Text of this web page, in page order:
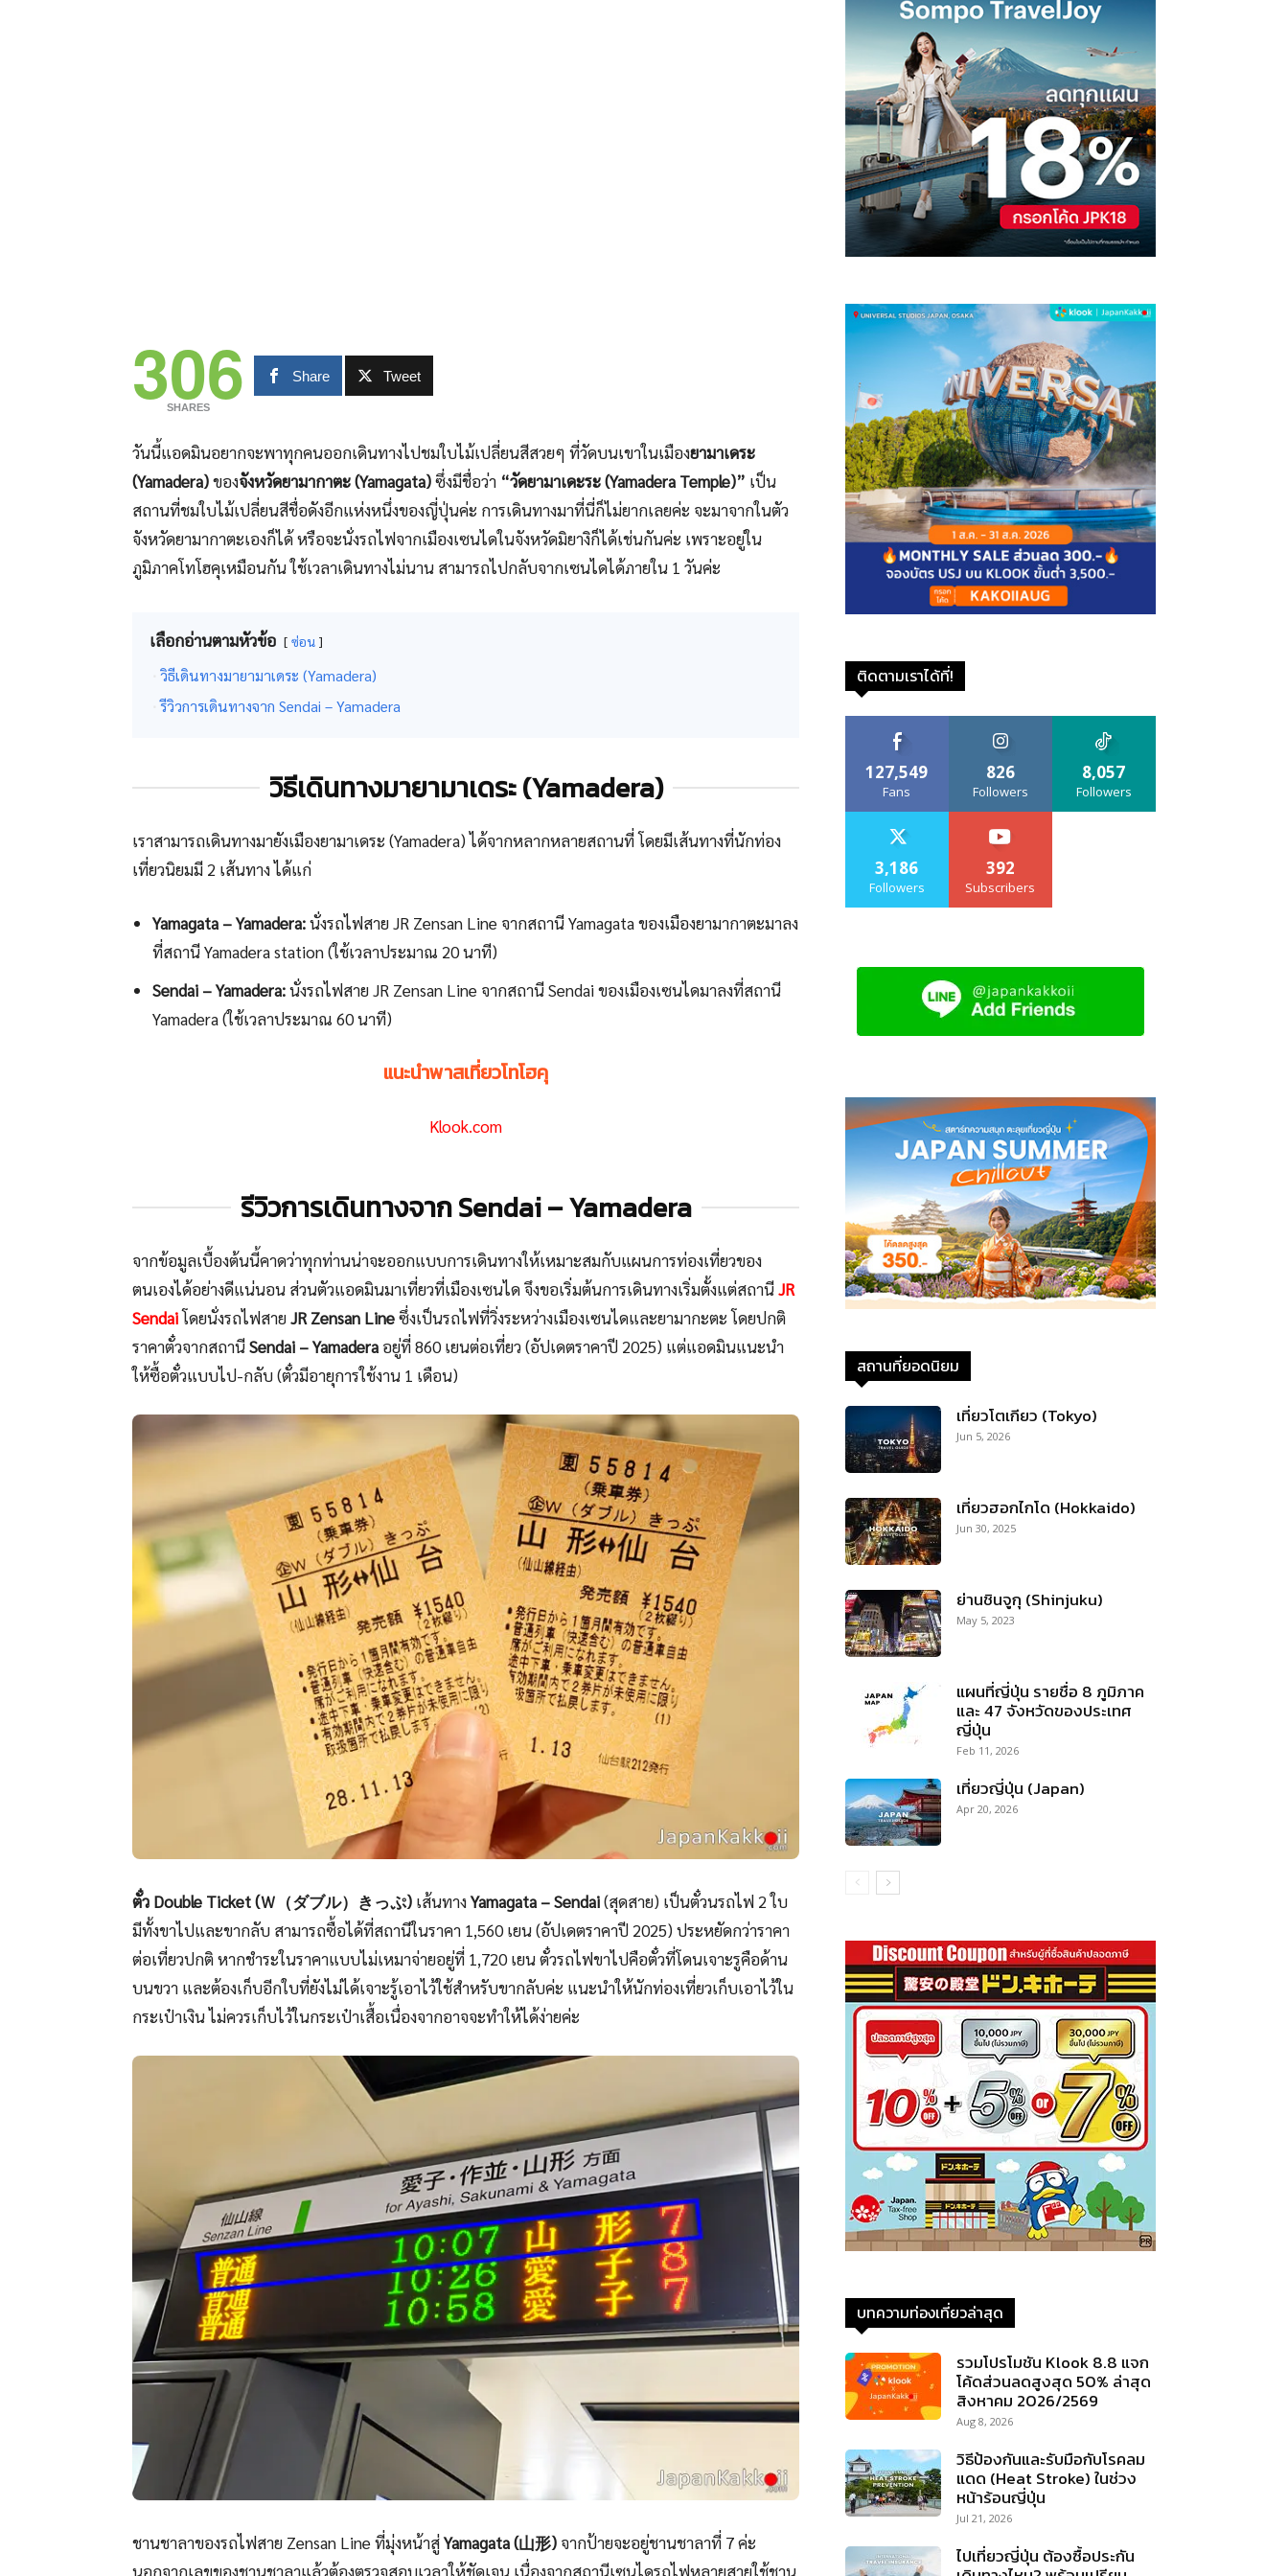
306
SHARES
Share Tweet
วันนี้แอดมินอยากจะพาทุกคนออกเดินทางไปชมใบไม้เปลี่ยนสีสวยๆ ที่วัดบนเขาในเมืองยามาเดระ
(Yamadera)ของจังหวัดยามากาตะ (Yamagata)ซึ่งมีชื่อว่า “วัดยามาเดะระ (Yamadera Temple)” เป็น
สถานที่ชมใบไม้เปลี่ยนสีชื่อดังอีกแห่งหนึ่งของญี่ปุ่นค่ะ การเดินทางมาที่นี่ก็ไม่ยากเลยค่ะ จะมาจากในตัว
จังหวัดยามากาตะเองก็ได้ หรือจะนั่งรถไฟจากเมืองเซนไดในจังหวัดมิยางิก็ได้เช่นกันค่ะ เพราะอยู่ใน
ภูมิภาคโทโฮคุเหมือนกัน ใช้เวลาเดินทางไม่นาน สามารถไปกลับจากเซนไดได้ภายใน 1 วันค่ะ
เลือกอ่านตามหัวข้อ ซ่อน
วิธีเดินทางมายามาเดระ (Yamadera)
รีวิวการเดินทางจาก Sendai – Yamadera
วิธีเดินทางมายามาเดระ (Yamadera)
เราสามารถเดินทางมายังเมืองยามาเดระ (Yamadera) ได้จากหลากหลายสถานที่ โดยมีเส้นทางที่นักท่อง
เที่ยวนิยมมี 2 เส้นทาง ได้แก่
Yamagata – Yamadera:นั่งรถไฟสาย JR Zensan Line จากสถานี Yamagata ของเมืองยามากาตะมาลง
ที่สถานี Yamadera station (ใช้เวลาประมาณ 20 นาที)
Sendai – Yamadera:นั่งรถไฟสาย JR Zensan Line จากสถานี Sendai ของเมืองเซนไดมาลงที่สถานี
Yamadera (ใช้เวลาประมาณ 60 นาที)
แนะนำพาสเที่ยวโทโฮคุ
Klook.com
รีวิวการเดินทางจาก Sendai – Yamadera
จากข้อมูลเบื้องต้นนี้คาดว่าทุกท่านน่าจะออกแบบการเดินทางให้เหมาะสมกับแผนการท่องเที่ยวของ
ตนเองได้อย่างดีแน่นอน ส่วนตัวแอดมินมาเที่ยวที่เมืองเซนได จึงขอเริ่มต้นการเดินทางเริ่มตั้งแต่สถานีJR
Sendaiโดยนั่งรถไฟสายJR Zensan Lineซึ่งเป็นรถไฟที่วิ่งระหว่างเมืองเซนไดและยามากะตะ โดยปกติ
ราคาตั๋วจากสถานีSendai – Yamadera อยู่ที่ 860 เยนต่อเที่ยว (อัปเดตราคาปี 2025) แต่แอดมินแนะนำ
ให้ซื้อตั๋วแบบไป-กลับ (ตั๋วมีอายุการใช้งาน 1 เดือน)
ตั๋ว Double Ticket (Ｗ（ダブル）きっぷ) เส้นทางYamagata – Sendai(สุดสาย) เป็นตั๋วนรถไฟ 2 ใบ
มีทั้งขาไปและขากลับ สามารถซื้อได้ที่สถานีในราคา 1,560 เยน (อัปเดตราคาปี 2025) ประหยัดกว่าราคา
ต่อเที่ยวปกติ หากชำระในราคาแบบไม่เหมาจ่ายอยู่ที่ 1,720 เยน ตั๋วรถไฟขาไปคือตั๋วที่โดนเจาะรูคือด้าน
บนขวา และต้องเก็บอีกใบที่ยังไม่ได้เจาะรู้เอาไว้ใช้สำหรับขากลับค่ะ แนะนำให้นักท่องเที่ยวเก็บเอาไว้ใน
กระเป๋าเงิน ไม่ควรเก็บไว้ในกระเป๋าเสื้อเนื่องจากอาจจะทำให้ได้ง่ายค่ะ
ชานชาลาของรถไฟสาย Zensan Line ที่มุ่งหน้าสู่Yamagata (山形) จากป้ายจะอยู่ชานชาลาที่ 7 ค่ะ
นอกจากเลขของชานชาลาแล้วต้องตรวจสอบเวลาให้ชัดเจน เนื่องจากสถานีเซนไดรถไฟหลายสายใช้ชาน
ติดตามเราได้ที่!
127,549
Fans
826
Followers
8,057
Followers
3,186
Followers
392
Subscribers
สถานที่ยอดนิยม
เที่ยวโตเกียว (Tokyo)
Jun 5, 2026
เที่ยวฮอกไกโด (Hokkaido)
Jun 30, 2025
ย่านชินจูกุ (Shinjuku)
May 5, 2023
แผนที่ญี่ปุ่น รายชื่อ 8 ภูมิภาค
และ 47 จังหวัดของประเทศ
ญี่ปุ่น
Feb 11, 2026
เที่ยวญี่ปุ่น (Japan)
Apr 20, 2026
บทความท่องเที่ยวล่าสุด
รวมโปรโมชัน Klook 8.8 แจก
โค้ดส่วนลดสูงสุด 50% ล่าสุด
สิงหาคม 2026/2569
Aug 8, 2026
วิธีป้องกันและรับมือกับโรคลม
แดด (Heat Stroke) ในช่วง
หน้าร้อนญี่ปุ่น
Jul 21, 2026
ไปเที่ยวญี่ปุ่น ต้องซื้อประกัน